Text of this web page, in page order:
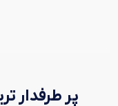
پر طرفدار